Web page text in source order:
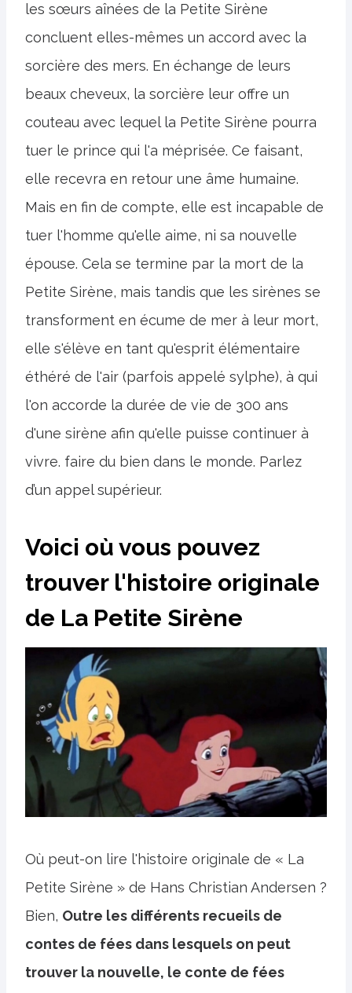
les sœurs aînées de la Petite Sirène
concluent elles-mêmes un accord avec la
sorcière des mers. En échange de leurs
beaux cheveux, la sorcière leur offre un
couteau avec lequel la Petite Sirène pourra
tuer le prince qui l'a méprisée. Ce faisant,
elle recevra en retour une âme humaine.
Mais en fin de compte, elle est incapable de
tuer l'homme qu'elle aime, ni sa nouvelle
épouse. Cela se termine par la mort de la
Petite Sirène, mais tandis que les sirènes se
transforment en écume de mer à leur mort,
elle s'élève en tant qu'esprit élémentaire
éthéré de l'air (parfois appelé sylphe), à ​​qui
l'on accorde la durée de vie de 300 ans
d'une sirène afin qu'elle puisse continuer à
vivre. faire du bien dans le monde. Parlez
d’un appel supérieur.
Voici où vous pouvez
trouver l'histoire originale
de La Petite Sirène
Où peut-on lire l'histoire originale de « La
Petite Sirène » de Hans Christian Andersen ?
Bien, Outre les différents recueils de
contes de fées dans lesquels on peut
trouver la nouvelle, le conte de fées